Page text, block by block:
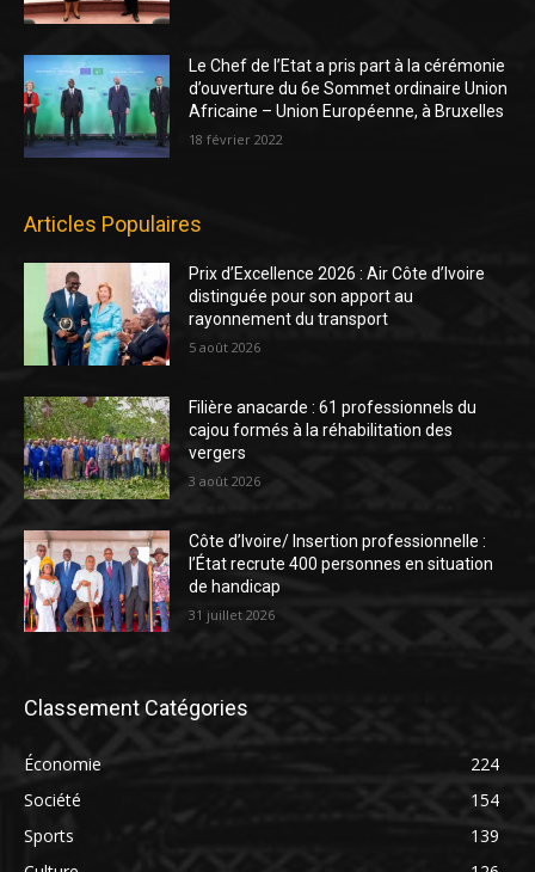
Le Chef de l’Etat a pris part à la cérémonie
d’ouverture du 6e Sommet ordinaire Union
Africaine – Union Européenne, à Bruxelles
18 février 2022
Articles Populaires
Prix d’Excellence 2026 : Air Côte d’Ivoire
distinguée pour son apport au
rayonnement du transport
5 août 2026
Filière anacarde : 61 professionnels du
cajou formés à la réhabilitation des
vergers
3 août 2026
Côte d’Ivoire/ Insertion professionnelle :
l’État recrute 400 personnes en situation
de handicap
31 juillet 2026
Classement Catégories
Économie
224
Société
154
Sports
139